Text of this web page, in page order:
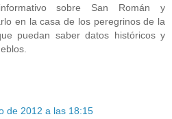
sobre San Román y
en la casa de los peregrinos de la
puedan saber datos históricos y
de 2012 a las 18:15